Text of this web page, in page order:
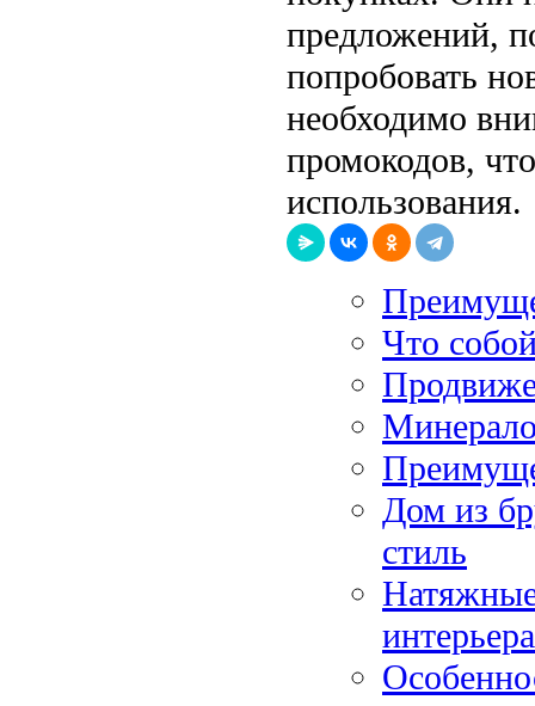
предложений,
попробовать
необходимо
промокодов,
использования.
Что
Дом из
стиль
Натяжные
интерьера